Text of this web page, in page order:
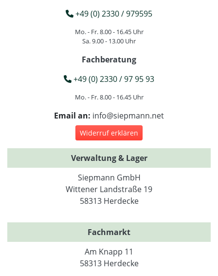
+49 (0) 2330 / 979595
Mo. - Fr. 8.00 - 16.45 Uhr
Sa. 9.00 - 13.00 Uhr
Fachberatung
+49 (0) 2330 / 97 95 93
Mo. - Fr. 8.00 - 16.45 Uhr
Email an: info@siepmann.net
Widerruf erklären
Verwaltung & Lager
Siepmann GmbH
Wittener Landstraße 19
58313 Herdecke
Fachmarkt
Am Knapp 11
58313 Herdecke